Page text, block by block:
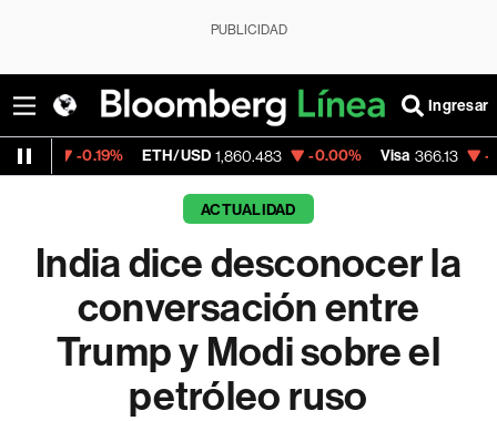
PUBLICIDAD
Ingresar
ETH/USD 1,860.483 -0.00% Visa 366.13 -0.04%
ACTUALIDAD
India dice desconocer la
conversación entre
Trump y Modi sobre el
petróleo ruso